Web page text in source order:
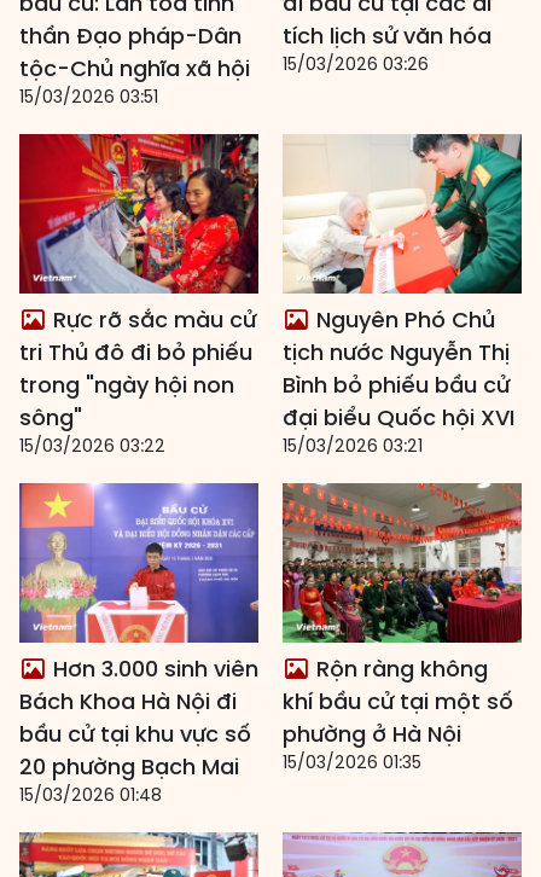
thần Đạo pháp-Dân
tộc-Chủ nghĩa xã hội
15/03/2026 03:51
tích lịch sử văn hóa
15/03/2026 03:26
Rực rỡ sắc màu cử
tri Thủ đô đi bỏ phiếu
trong "ngày hội non
sông"
15/03/2026 03:22
Nguyên Phó Chủ
tịch nước Nguyễn Thị
Bình bỏ phiếu bầu cử
đại biểu Quốc hội XVI
15/03/2026 03:21
Hơn 3.000 sinh viên
Bách Khoa Hà Nội đi
bầu cử tại khu vực số
20 phường Bạch Mai
15/03/2026 01:48
Rộn ràng không
khí bầu cử tại một số
phường ở Hà Nội
15/03/2026 01:35